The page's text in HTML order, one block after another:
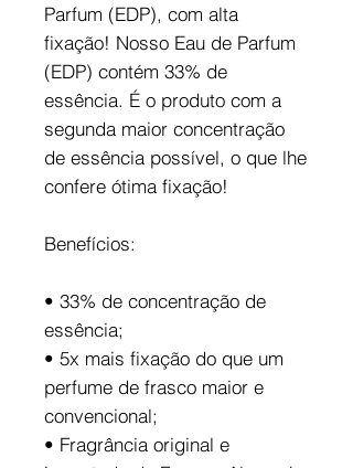
Parfum (EDP), com alta
fixação! Nosso Eau de Parfum
(EDP) contém 33% de
essência. É o produto com a
segunda maior concentração
de essência possível, o que lhe
confere ótima fixação!
Benefícios:
• 33% de concentração de
essência;
• 5x mais fixação do que um
perfume de frasco maior e
convencional;
• Fragrância original e